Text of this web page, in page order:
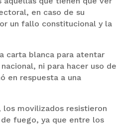
en caso de su
un fallo constitucional y la
carta blanca para atentar
ni para hacer uso de
en respuesta a una
movilizados resistieron
fuego, ya que entre los